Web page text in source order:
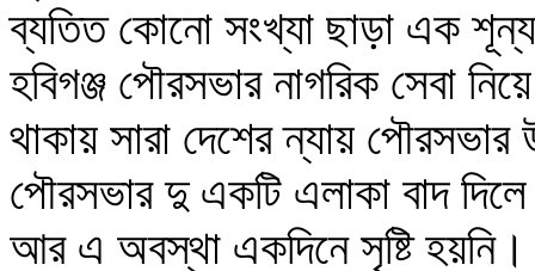
ব্যতিত কোনো সংখ্যা ছাড়া এক
হবিগঞ্জ পৌরসভার নাগরিক সেবা
থাকায় সারা দেশের ন্যায়
পৌরসভার দু একটি এলাকা বাদ
আর এ অবস্থা একদিনে সৃষ্টি